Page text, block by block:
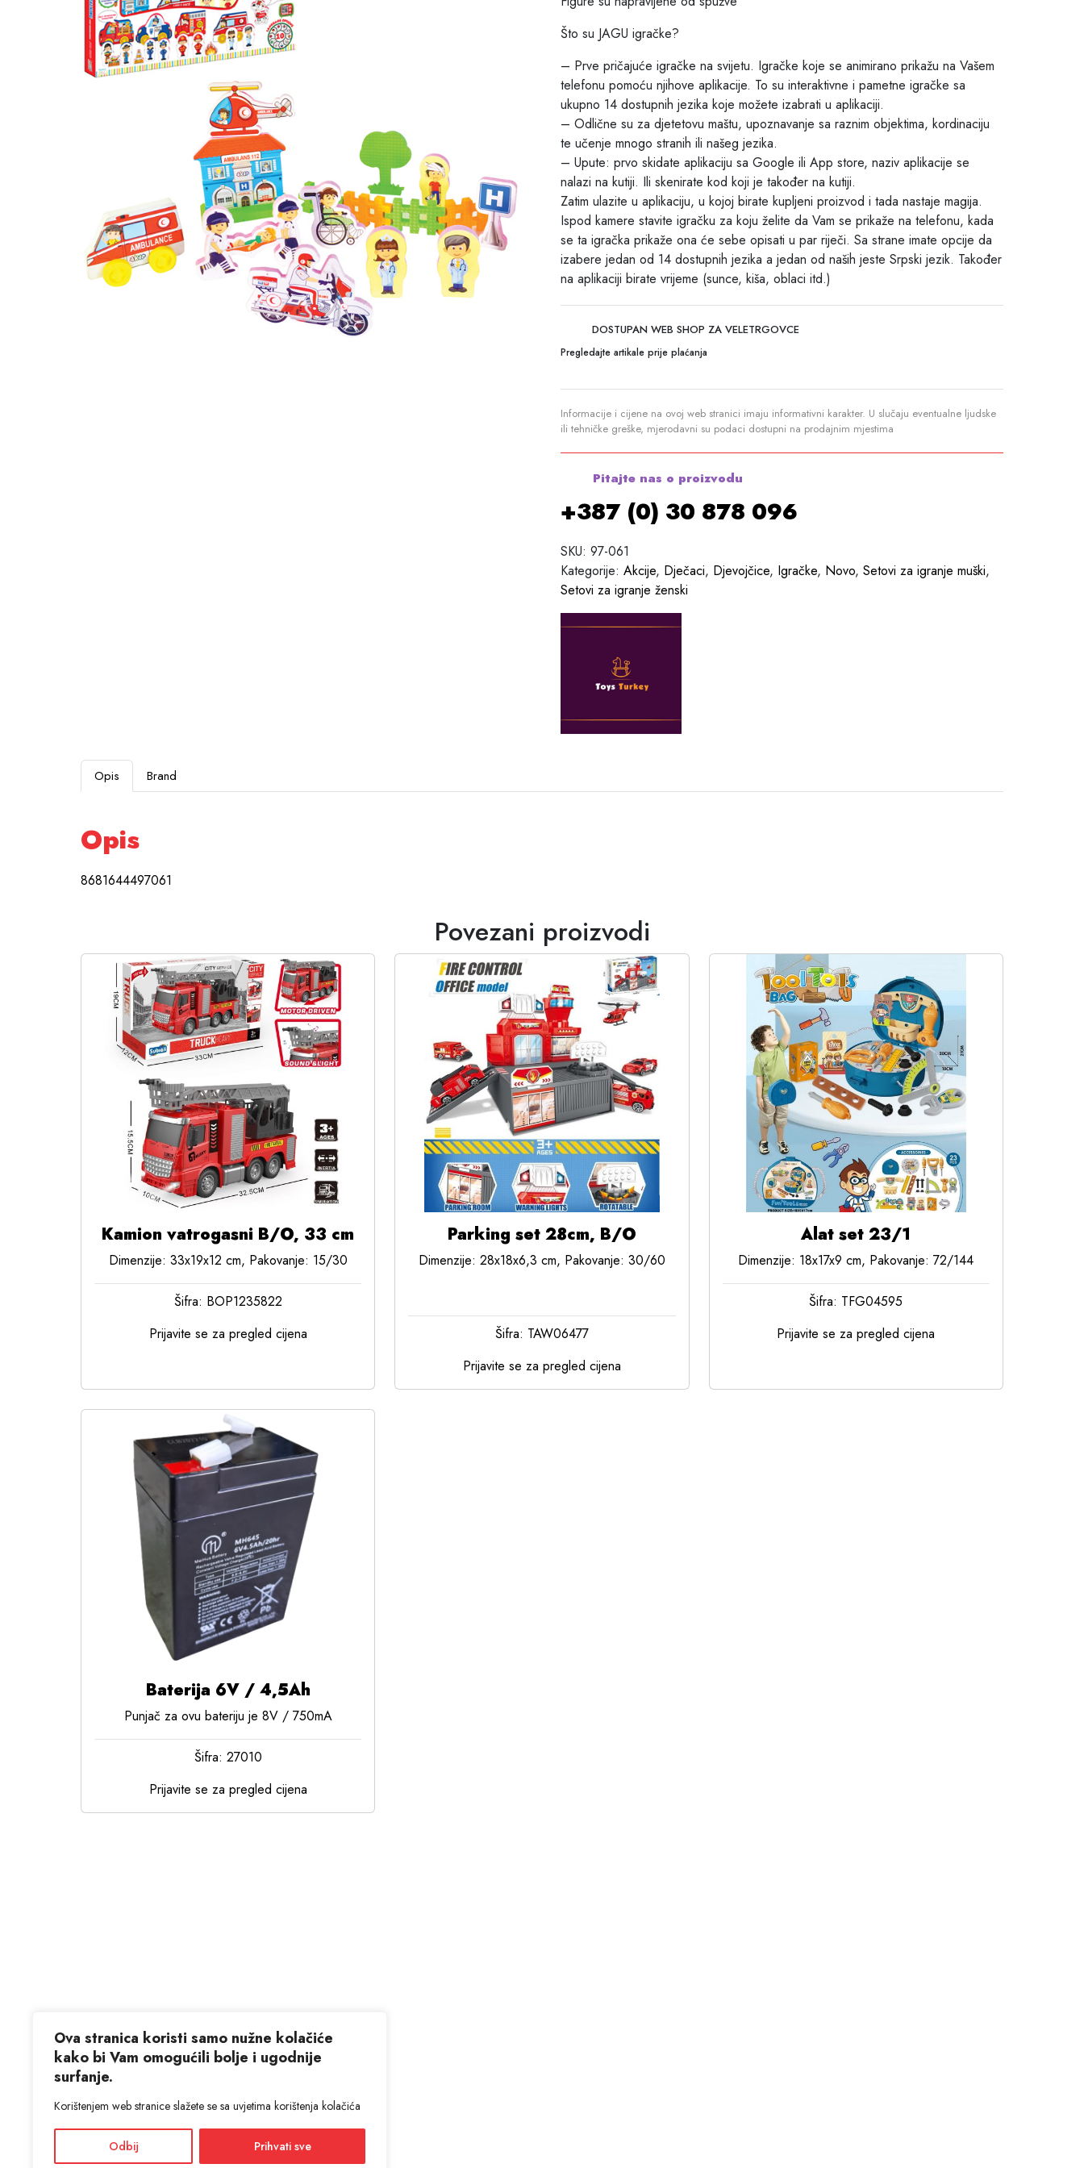
Ova stranica koristi samo nužne kolačiće
kako bi Vam omogućili bolje i ugodnije
surfanje.
Korištenjem web stranice slažete se sa uvjetima korištenja kolačića
Odbij Prihvati sve
Što su JAGU igračke?
– Prve pričajuće igračke na svijetu. Igračke koje se animirano prikažu na Vašem
telefonu pomoću njihove aplikacije. To su interaktivne i pametne igračke sa
ukupno 14 dostupnih jezika koje možete izabrati u aplikaciji.
– Odlične su za djetetovu maštu, upoznavanje sa raznim objektima, kordinaciju
te učenje mnogo stranih ili našeg jezika.
– Upute: prvo skidate aplikaciju sa Google ili App store, naziv aplikacije se
nalazi na kutiji. Ili skenirate kod koji je također na kutiji.
Zatim ulazite u aplikaciju, u kojoj birate kupljeni proizvod i tada nastaje magija.
Ispod kamere stavite igračku za koju želite da Vam se prikaže na telefonu, kada
se ta igračka prikaže ona će sebe opisati u par riječi. Sa strane imate opcije da
izabere jedan od 14 dostupnih jezika a jedan od naših jeste Srpski jezik. Također
na aplikaciji birate vrijeme (sunce, kiša, oblaci itd.)
DOSTUPAN WEB SHOP ZA VELETRGOVCE
Pregledajte artikale prije plaćanja
Informacije i cijene na ovoj web stranici imaju informativni karakter. U slučaju eventualne ljudske
ili tehničke greške, mjerodavni su podaci dostupni na prodajnim mjestima
Pitajte nas o proizvodu
+387 (0) 30 878 096
SKU: 97-061
Kategorije: Akcije, Dječaci, Djevojčice, Igračke, Novo, Setovi za igranje muški,
Setovi za igranje ženski
Opis Brand
Opis
8681644497061
Povezani proizvodi
Kamion vatrogasni B/O, 33 cm
Dimenzije: 33x19x12 cm, Pakovanje: 15/30
Šifra: BOP1235822
Prijavite se za pregled cijena
Parking set 28cm, B/O
Dimenzije: 28x18x6,3 cm, Pakovanje: 30/60
Šifra: TAW06477
Prijavite se za pregled cijena
Alat set 23/1
Dimenzije: 18x17x9 cm, Pakovanje: 72/144
Šifra: TFG04595
Prijavite se za pregled cijena
Baterija 6V / 4,5Ah
Punjač za ovu bateriju je 8V / 750mA
Šifra: 27010
Prijavite se za pregled cijena